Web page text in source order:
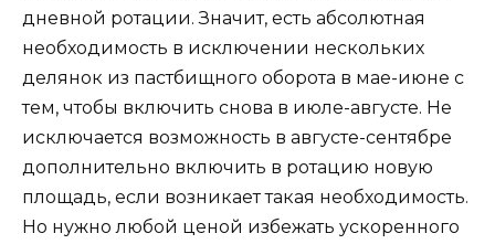
дневной ротации. Значит, есть абсолютная
необходимость в исключении нескольких
делянок из пастбищного оборота в мае-июне с
тем, чтобы включить снова в июле-августе. Не
исключается возможность в августе-сентябре
дополнительно включить в ротацию новую
площадь, если возникает такая необходимость.
Но нужно любой ценой избежать ускоренного